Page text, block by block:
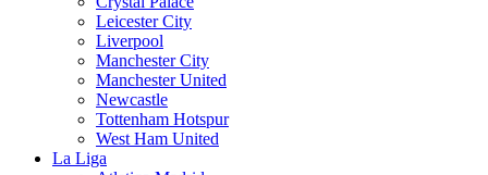
Leicester City
Liverpool
Manchester City
Manchester United
Newcastle
Tottenham Hotspur
West Ham United
La Liga